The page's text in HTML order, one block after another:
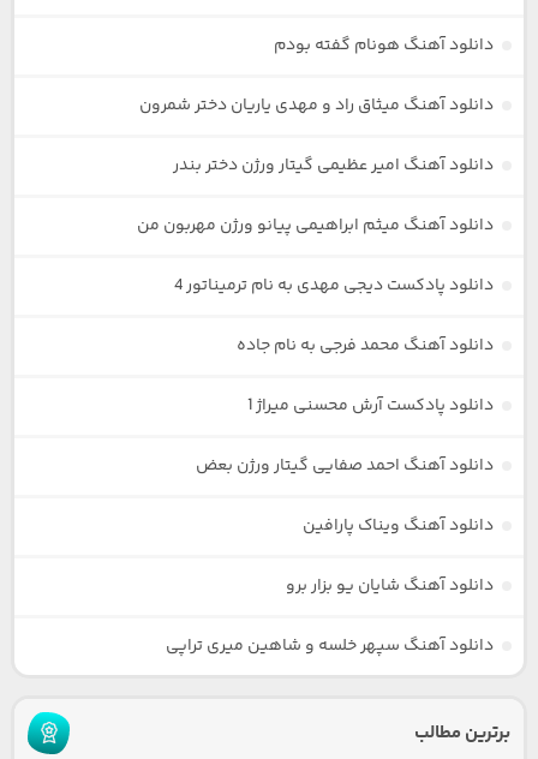
دانلود آهنگ هونام گفته بودم
دانلود آهنگ میثاق راد و مهدی یاریان دختر شمرون
دانلود آهنگ امیر عظیمی گیتار ورژن دختر بندر
دانلود آهنگ میثم ابراهیمی پیانو ورژن مهربون من
دانلود پادکست دیجی مهدی به نام ترمیناتور 4
دانلود آهنگ محمد فرجی به نام جاده
دانلود پادکست آرش محسنی میراژ 1
دانلود آهنگ احمد صفایی گیتار ورژن بعض
دانلود آهنگ ویناک پارافین
دانلود آهنگ شایان یو بزار برو
دانلود آهنگ سپهر خلسه و شاهین میری تراپی
برترین مطالب